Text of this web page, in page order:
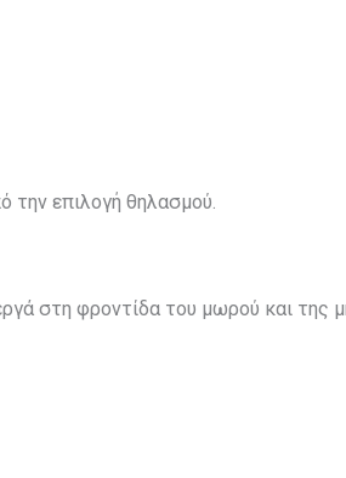
την επιλογή θηλασμού.
στη φροντίδα του μωρού και της